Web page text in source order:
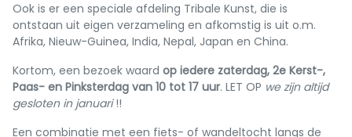
Ook is er een speciale afdeling Tribale Kunst, die is
ontstaan uit eigen verzameling en afkomstig is uit o.m.
Afrika, Nieuw-Guinea, India, Nepal, Japan en China.
Kortom, een bezoek waard op iedere zaterdag, 2e Kerst-,
Paas- en Pinksterdag van 10 tot 17 uur. LET OP we zijn altijd
gesloten in januari!!
Een combinatie met een fiets- of wandeltocht langs de